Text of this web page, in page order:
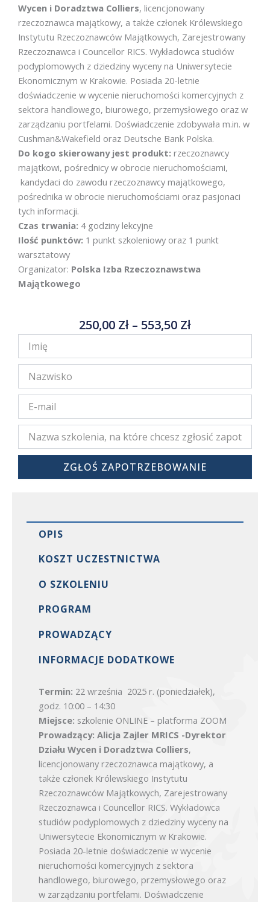
Wycen i Doradztwa Colliers, licencjonowany
rzeczoznawca majątkowy, a także członek Królewskiego
Instytutu Rzeczoznawców Majątkowych, Zarejestrowany
Rzeczoznawca i Councellor RICS. Wykładowca studiów
podyplomowych z dziedziny wyceny na Uniwersytecie
Ekonomicznym w Krakowie. Posiada 20-letnie
doświadczenie w wycenie nieruchomości komercyjnych z
sektora handlowego, biurowego, przemysłowego oraz w
zarządzaniu portfelami. Doświadczenie zdobywała m.in. w
Cushman&Wakefield oraz Deutsche Bank Polska.
Do kogo skierowany jest produkt: rzeczoznawcy
majątkowi, pośrednicy w obrocie nieruchomościami,
kandydaci do zawodu rzeczoznawcy majątkowego,
pośrednika w obrocie nieruchomościami oraz pasjonaci
tych informacji.
Czas trwania: 4 godziny lekcyjne
Ilość punktów: 1 punkt szkoleniowy oraz 1 punkt
warsztatowy
Organizator: Polska Izba Rzeczoznawstwa
Majątkowego
250,00 Zł – 553,50 ZłZakres
Cen:
250,00 Zł
553,50 Zł
ZGŁOŚ ZAPOTRZEBOWANIE
OPIS
KOSZT UCZESTNICTWA
O SZKOLENIU
PROGRAM
PROWADZĄCY
INFORMACJE DODATKOWE
Termin: 22 września 2025 r. (poniedziałek),
godz. 10:00 – 14:30
Miejsce: szkolenie ONLINE – platforma ZOOM
Prowadzący: Alicja Zajler MRICS -Dyrektor
Działu Wycen i Doradztwa Colliers,
licencjonowany rzeczoznawca majątkowy, a
także członek Królewskiego Instytutu
Rzeczoznawców Majątkowych, Zarejestrowany
Rzeczoznawca i Councellor RICS. Wykładowca
studiów podyplomowych z dziedziny wyceny na
Uniwersytecie Ekonomicznym w Krakowie.
Posiada 20-letnie doświadczenie w wycenie
nieruchomości komercyjnych z sektora
handlowego, biurowego, przemysłowego oraz
w zarządzaniu portfelami. Doświadczenie